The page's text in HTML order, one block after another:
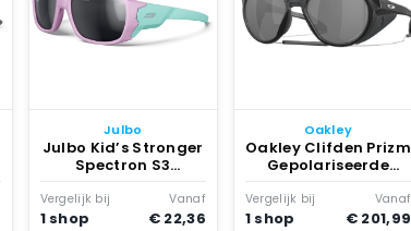
Julbo
Julbo Kid’s Stronger
Spectron S3
Zonnebril Years
meerkleurig
Multicolor
Vergelijk bij
1 shop
Vanaf
€ 22,36
Oakley
Oakley Clifden Prizm
Gepolariseerde
Zonnebril Zwart
Vergelijk bij
1 shop
Vanaf
€ 201,99